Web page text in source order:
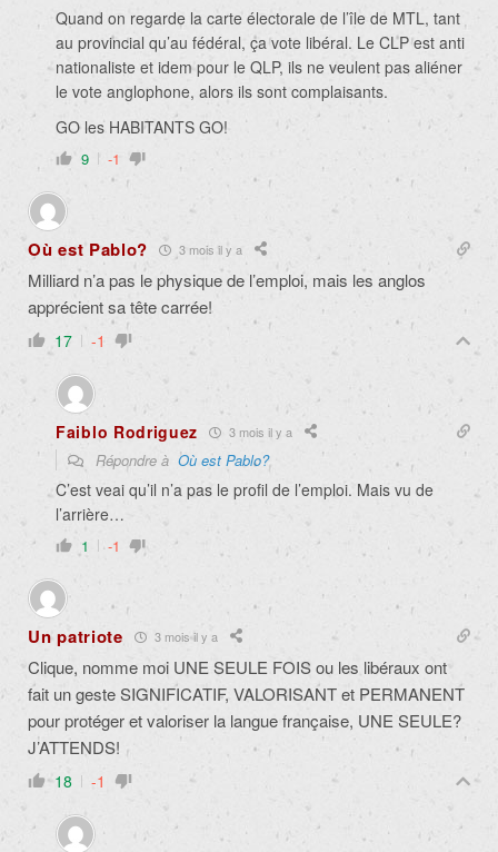
Quand on regarde la carte électorale de l’île de MTL, tant
au provincial qu’au fédéral, ça vote libéral. Le CLP est anti
nationaliste et idem pour le QLP, ils ne veulent pas aliéner
le vote anglophone, alors ils sont complaisants.
GO les HABITANTS GO!
9 -1
Où est Pablo? 3 mois il y a
Milliard n’a pas le physique de l’emploi, mais les anglos
apprécient sa tête carrée!
17 -1
Faiblo Rodriguez 3 mois il y a
Répondre à Où est Pablo?
C’est veai qu’il n’a pas le profil de l’emploi. Mais vu de
l’arrière…
1 -1
Un patriote 3 mois il y a
Clique, nomme moi UNE SEULE FOIS ou les libéraux ont
fait un geste SIGNIFICATIF, VALORISANT et PERMANENT
pour protéger et valoriser la langue française, UNE SEULE?
J’ATTENDS!
18 -1